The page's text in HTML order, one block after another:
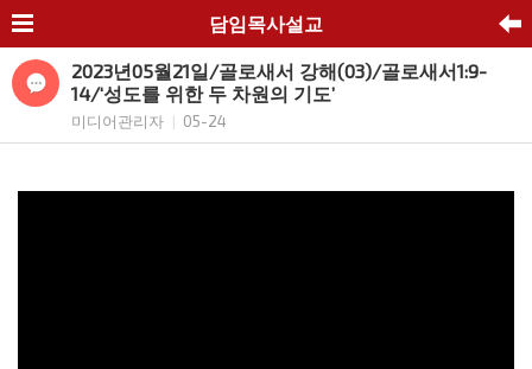
담임목사설교
2023년05월21일/골로새서 강해(03)/골로새서1:9-
14/‘성도를 위한 두 차원의 기도’
미디어관리자 05-24